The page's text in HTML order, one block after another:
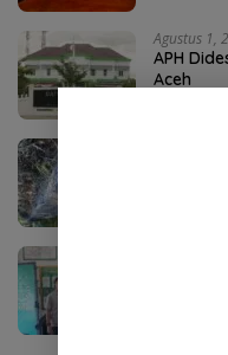
Agustus 1,
APH
Aceh
P3-